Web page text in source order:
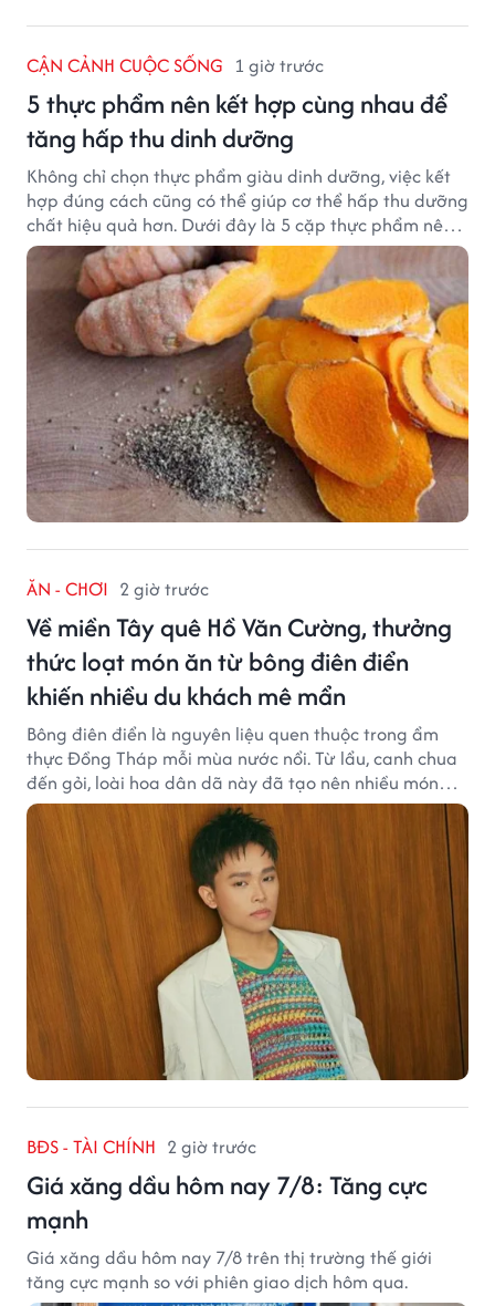
CẬN CẢNH CUỘC SỐNG 1 giờ trước
5 thực phẩm nên kết hợp cùng nhau để
tăng hấp thu dinh dưỡng
Không chỉ chọn thực phẩm giàu dinh dưỡng, việc kết
hợp đúng cách cũng có thể giúp cơ thể hấp thu dưỡng
chất hiệu quả hơn. Dưới đây là 5 cặp thực phẩm nên
ăn cùng nhau để tối ưu giá trị dinh dưỡng.
ĂN - CHƠI 2 giờ trước
Về miền Tây quê Hồ Văn Cường, thưởng
thức loạt món ăn từ bông điên điển
khiến nhiều du khách mê mẩn
Bông điên điển là nguyên liệu quen thuộc trong ẩm
thực Đồng Tháp mỗi mùa nước nổi. Từ lẩu, canh chua
đến gỏi, loài hoa dân dã này đã tạo nên nhiều món
ngon khiến du khách khó quên.
BĐS - TÀI CHÍNH 2 giờ trước
Giá xăng dầu hôm nay 7/8: Tăng cực
mạnh
Giá xăng dầu hôm nay 7/8 trên thị trường thế giới
tăng cực mạnh so với phiên giao dịch hôm qua.